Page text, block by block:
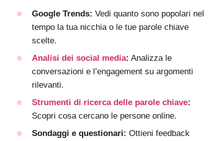
Google Trends: Vedi quanto sono popolari nel
tempo la tua nicchia o le tue parole chiave
scelte.
Analisi dei social media: Analizza le
conversazioni e l’engagement su argomenti
rilevanti.
Strumenti di ricerca delle parole chiave:
Scopri cosa cercano le persone online.
Sondaggi e questionari: Ottieni feedback